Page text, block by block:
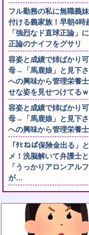
フル勤務の私に無職義
付ける義家族！早朝4時
「強烈なド直球正論」
正論のナイフをグサリ
容姿と成績で姉ばかり
母→「馬鹿娘」と見下
への興味から管理栄養
せな姿を見せつけてる
容姿と成績で姉ばかり
母→「馬鹿娘」と見下
への興味から管理栄養
「ﾀﾋねば保険金出る」
メ！洗脳解いて弁護士
「うっかりアロンアル
が…